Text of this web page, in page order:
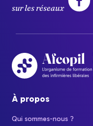
sur les réseaux
À propos
Qui sommes-nous ?